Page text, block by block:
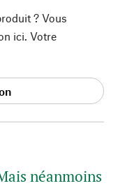
néanmoins
? Vous
ici. Votre